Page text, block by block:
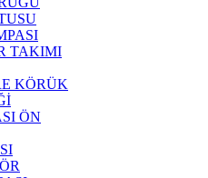
TAKIMI
KÖRÜK
ÖN